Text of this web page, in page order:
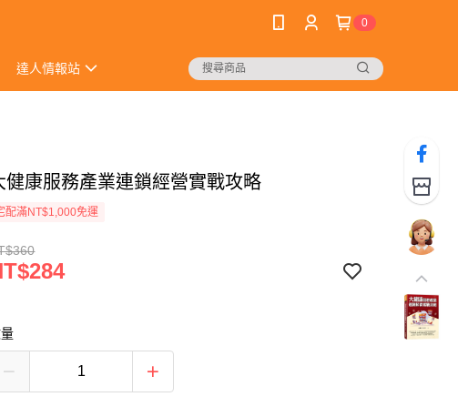
0
達人情報站
健康服務產業連鎖經營實戰攻略
配滿NT$1,000免運